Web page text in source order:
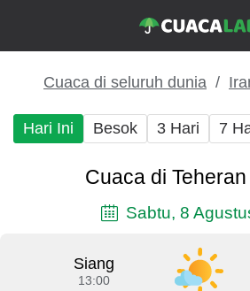
Cuaca di seluruh dunia
Hari Ini Besok 3 Hari 7
Cuaca di
Sabtu, 8
Siang
13:00